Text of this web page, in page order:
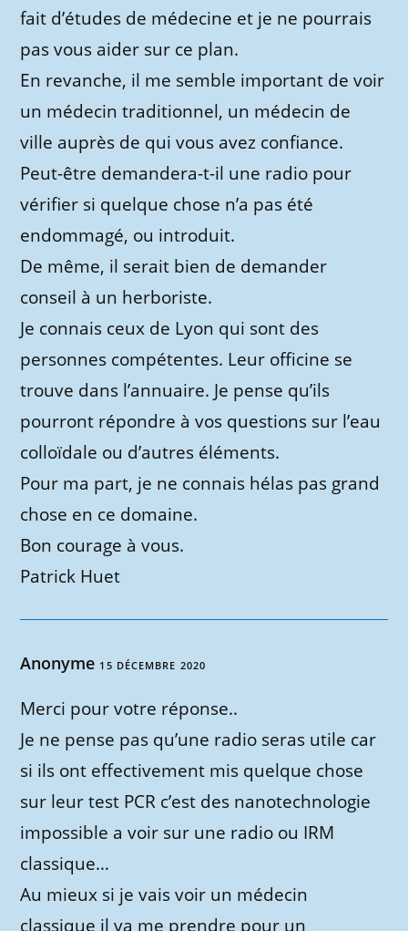
fait d’études de médecine et je ne pourrais
pas vous aider sur ce plan.
En revanche, il me semble important de voir
un médecin traditionnel, un médecin de
ville auprès de qui vous avez confiance.
Peut-être demandera-t-il une radio pour
vérifier si quelque chose n’a pas été
endommagé, ou introduit.
De même, il serait bien de demander
conseil à un herboriste.
Je connais ceux de Lyon qui sont des
personnes compétentes. Leur officine se
trouve dans l’annuaire. Je pense qu’ils
pourront répondre à vos questions sur l’eau
colloïdale ou d’autres éléments.
Pour ma part, je ne connais hélas pas grand
chose en ce domaine.
Bon courage à vous.
Patrick Huet
Anonyme 15 DÉCEMBRE 2020
Merci pour votre réponse..
Je ne pense pas qu’une radio seras utile car
si ils ont effectivement mis quelque chose
sur leur test PCR c’est des nanotechnologie
impossible a voir sur une radio ou IRM
classique…
Au mieux si je vais voir un médecin
classique il va me prendre pour un